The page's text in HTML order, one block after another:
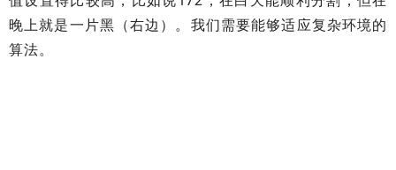
晚上就是一片黑（右边）。我们需要能够适应复杂环境的
算法。